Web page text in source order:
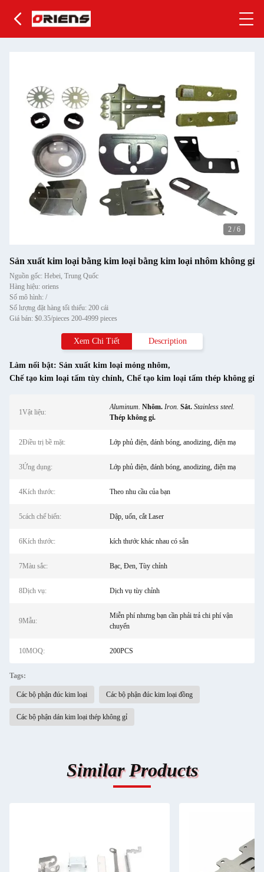
2 / 6
Sản xuất kim loại bằng kim loại bằng kim loại nhôm không gỉ
Nguồn gốc: Hebei, Trung Quốc
Hàng hiệu: oriens
Số mô hình: /
Số lượng đặt hàng tối thiểu: 200 cái
Giá bán: $0.35/pieces 200-4999 pieces
Xem Chi Tiết Description
Làm nổi bật: Sản xuất kim loại mỏng nhôm,
Chế tạo kim loại tấm tùy chỉnh, Chế tạo kim loại tấm thép không gỉ
1Vật liệu:
Aluminum. Nhôm. Iron. Sắt. Stainless steel.
Thép không gỉ.
2Điều trị bề mặt: Lớp phủ điện, đánh bóng, anodizing, điện mạ
3Ứng dụng: Lớp phủ điện, đánh bóng, anodizing, điện mạ
4Kích thước: Theo nhu cầu của bạn
5cách chế biến: Dập, uốn, cắt Laser
6Kích thước: kích thước khác nhau có sẵn
7Màu sắc: Bạc, Đen, Tùy chỉnh
8Dịch vụ: Dịch vụ tùy chỉnh
9Mẫu:
Miễn phí nhưng bạn cần phải trả chi phí vận
chuyển
10MOQ: 200PCS
Tags:
Các bộ phận đúc kim loại Các bộ phận đúc kim loại đồng
Các bộ phận dán kim loại thép không gỉ
Similar Products